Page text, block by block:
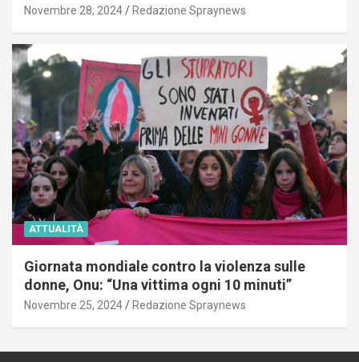
Novembre 28, 2024 Redazione Spraynews
ATTUALITÀ
Giornata mondiale contro la violenza sulle
donne, Onu: “Una vittima ogni 10 minuti”
Novembre 25, 2024 Redazione Spraynews